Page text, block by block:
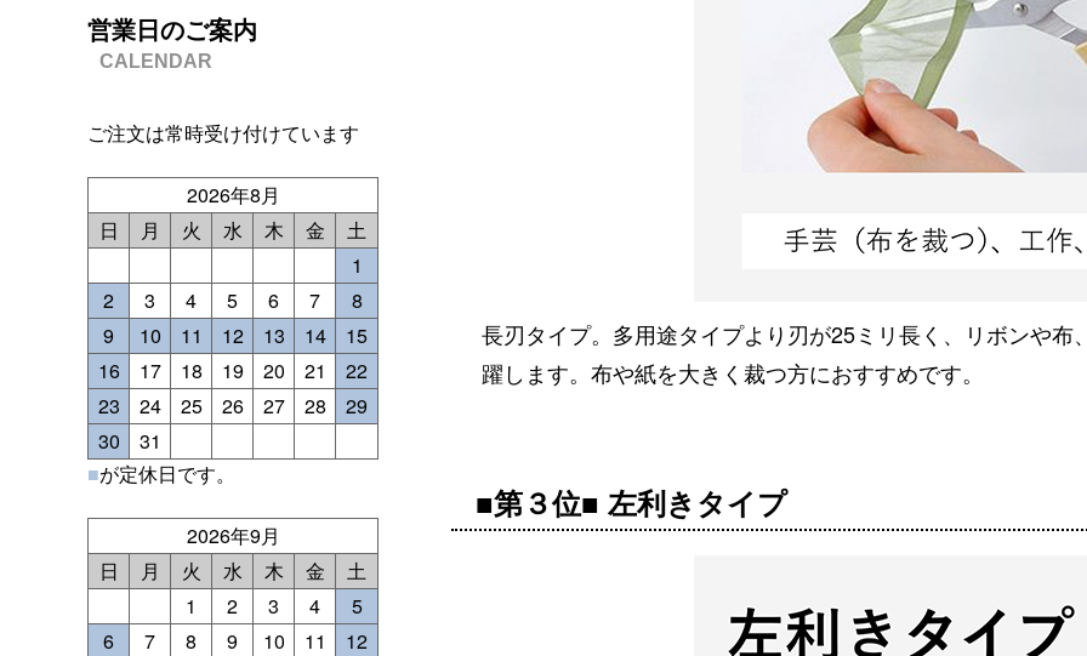
営業日のご案内
ご注文は常時受け付けています
2026年8月
日
月 火 水 木 金
土
1
2
3 4 5 6 7
8
9
10 11 12 13 14
15
16
17 18 19 20 21
22
23
24 25 26 27 28
29
30
31
■が定休日です。
2026年9月
日
月 火 水 木 金
土
1
2 3 4
5
6
7 8 9 10 11
12
長刃タイプ。多用途タイプより刃が25ミリ長く、リボンや
躍します。布や紙を大きく裁つ方におすすめです。
■第３位■ 左利きタイプ